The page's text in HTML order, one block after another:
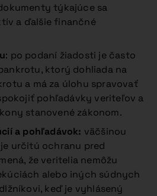
týkajúce sa
a ďalšie finančné
: po podaní žiadosti je často
ktorý dohliada na
a má za úlohu spravovať
pohľadávky veriteľov a
stanovené zákonom.
a pohľadávok: väčšinou
určitú ochranu pred
že veritelia nemôžu
alebo iných súdnych
keď je vyhlásený